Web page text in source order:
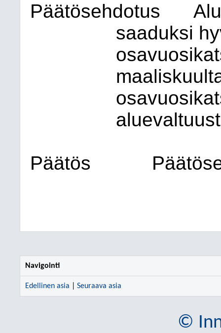
Päätösehdotus
saaduksi
Päätös
Navigointi
Edellinen asia Seuraava asia
©